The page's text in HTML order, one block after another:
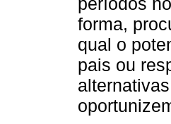
forma,
qual o
pais ou